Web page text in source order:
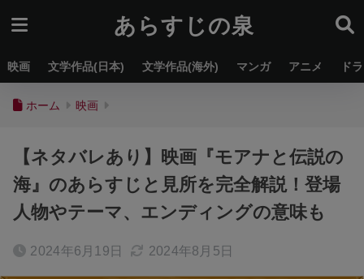
あらすじの泉
映画 文学作品(日本) 文学作品(海外) マンガ アニメ ド
ホーム 映画
【ネタバレあり】映画『モアナと伝説の
海』のあらすじと見所を完全解説！登場
人物やテーマ、エンディングの意味も
2024年6月19日 2024年8月5日